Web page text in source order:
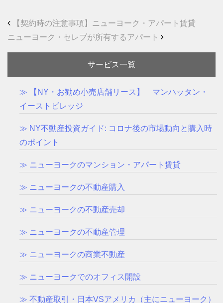
Post navigation
【契約時の注意事項】ニューヨーク・アパート賃貸
ニューヨーク・セレブが所有するアパート
サービス一覧
≫ 【NY・お勧め小売店舗リース】 マンハッタン・
イーストビレッジ
≫ NY不動産投資ガイド: コロナ後の市場動向と購入時
のポイント
≫ ニューヨークのマンション・アパート賃貸
≫ ニューヨークの不動産購入
≫ ニューヨークの不動産売却
≫ ニューヨークの不動産管理
≫ ニューヨークの商業不動産
≫ ニューヨークでのオフィス開設
≫ 不動産取引・日本VSアメリカ（主にニューヨーク）